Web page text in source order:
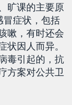
旷课的主要原
冒症状，包括
嗽，有时还会
状因人而异。
毒引起的，抗
方案对公共卫